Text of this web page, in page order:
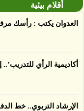
الأرض غير المعتمدة،
الغطاء عن أي ادعاءات تقول
أقلام بيئية
العدوان يكتب : رأسك
أكاديمية الرأي
الإرشاد التربوي.. خط